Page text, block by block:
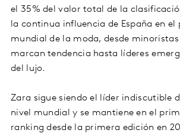
el 35% del valor total de la
la continua influencia de España en el
mundial de la moda, desde
marcan tendencia hasta líderes
del lujo.
Zara sigue siendo el líder indiscutible
nivel mundial y se mantiene en el
ranking desde la primera edición en